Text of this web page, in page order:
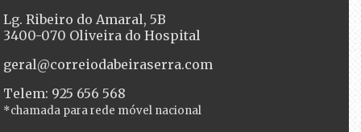
Lg. Ribeiro do Amaral, 5B
3400-070 Oliveira do Hospital
geral@correiodabeiraserra.com
Telem: 925 656 568
*chamada para rede móvel nacional